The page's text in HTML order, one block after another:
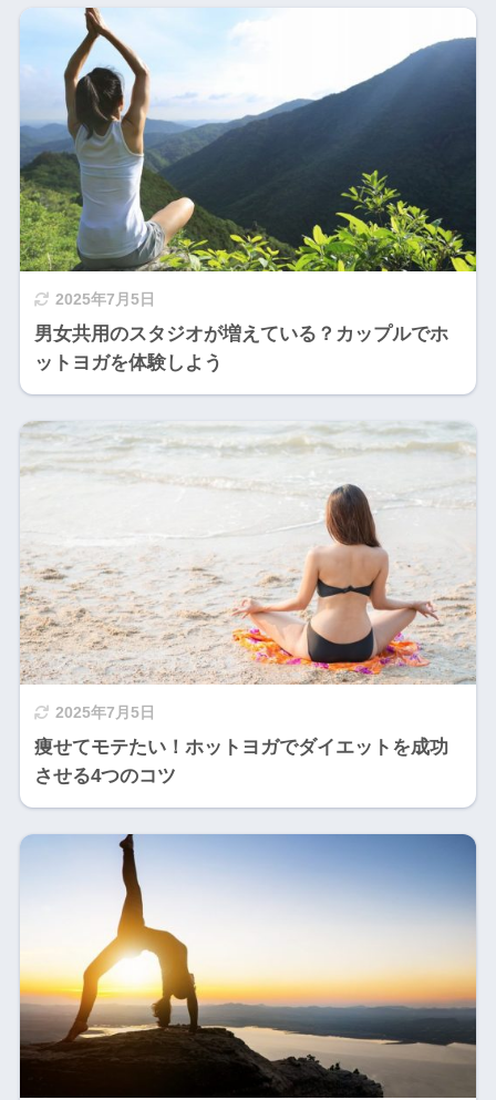
2025年7月5日
男女共用のスタジオが増えている？カップルでホ
ットヨガを体験しよう
2025年7月5日
痩せてモテたい！ホットヨガでダイエットを成功
させる4つのコツ